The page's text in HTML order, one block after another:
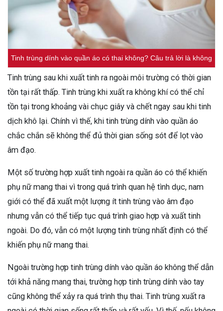
Tinh trùng dính vào quần áo có thai không? Câu trả lời là không
Tinh trùng sau khi xuất tinh ra ngoài môi trường có thời gian
tồn tại rất thấp. Tinh trùng khi xuất ra không khí có thể chỉ
tồn tại trong khoảng vài chục giây và chết ngay sau khi tinh
dịch khô lại. Chính vì thế, khi tinh trùng dính vào quần áo
chắc chắn sẽ không thể đủ thời gian sống sót để lọt vào
âm đạo.
Một số trường hợp xuất tinh ngoài ra quần áo có thể khiến
phụ nữ mang thai vì trong quá trình quan hệ tình dục, nam
giới có thể đã xuất một lượng ít tinh trùng vào âm đạo
nhưng vẫn có thể tiếp tục quá trình giao hợp và xuất tinh
ngoài. Do đó, vẫn có một lượng tinh trùng nhất định có thể
khiến phụ nữ mang thai.
Ngoài trường hợp tinh trùng dính vào quần áo không thể dẫn
tới khả năng mang thai, trường hợp tinh trùng dính vào tay
cũng không thể xảy ra quá trình thụ thai. Tinh trùng xuất ra